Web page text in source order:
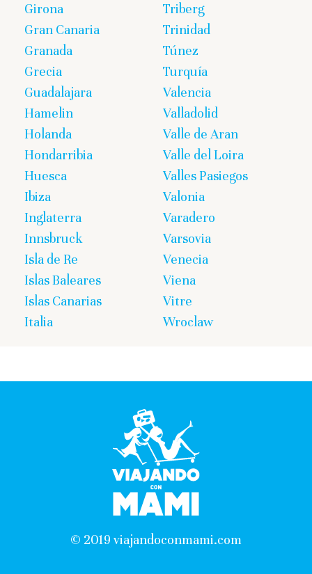
Girona
Gran Canaria
Granada
Grecia
Guadalajara
Hamelin
Holanda
Hondarribia
Huesca
Ibiza
Inglaterra
Innsbruck
Isla de Re
Islas Baleares
Islas Canarias
Italia
Triberg
Trinidad
Túnez
Turquía
Valencia
Valladolid
Valle de Aran
Valle del Loira
Valles Pasiegos
Valonia
Varadero
Varsovia
Venecia
Viena
Vitre
Wroclaw
© 2019 viajandoconmami.com